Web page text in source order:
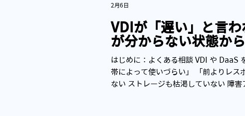
VDIが「遅い」と言
が分からない状態か
はじめに：よくある相談 VDI や DaaS
帯によって使いづらい」 「前よりレス
ない ストレージも枯渇していない 障
2月6日